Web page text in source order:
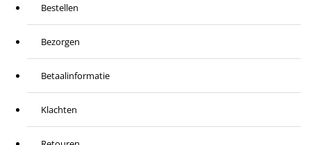
Bestellen
Bezorgen
Betaalinformatie
Klachten